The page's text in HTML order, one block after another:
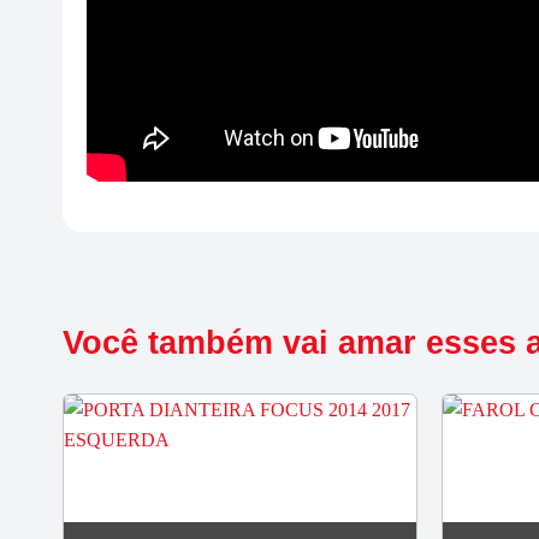
Você também vai amar esses